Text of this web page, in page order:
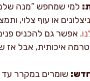
למי שמחפש “מנה
או עוף צלוי,
. אפשר גם להכניס
איכותית, אבל אז